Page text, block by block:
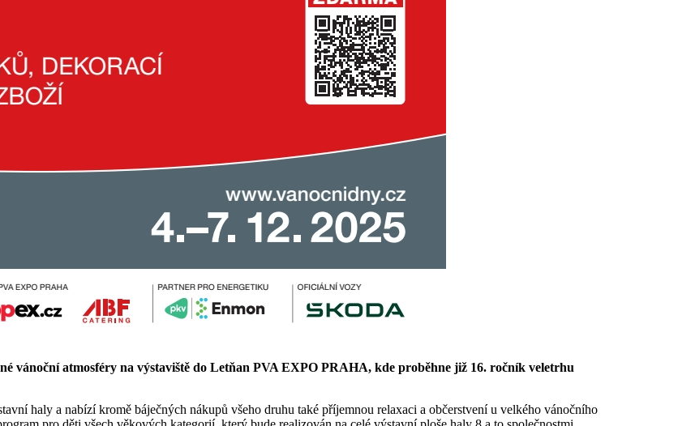
vánoční atmosféry na výstaviště do Letňan PVA EXPO PRAHA, kde proběhne již 16. ročník veletrhu
haly a nabízí kromě báječných nákupů všeho druhu také příjemnou relaxaci a občerstvení u velkého vánočního